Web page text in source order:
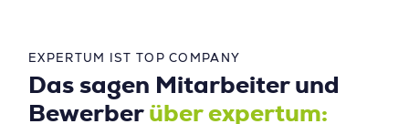
EXPERTUM IST TOP COMPANY
Das sagen Mitarbeiter und
Bewerber über expertum: